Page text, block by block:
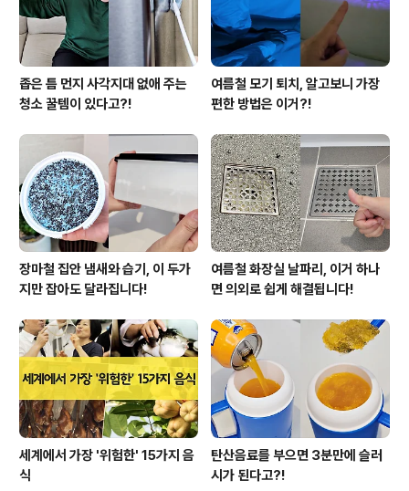
좁은 틈 먼지 사각지대 없애 주는
청소 꿀템이 있다고?!
여름철 모기 퇴치, 알고보니 가장
편한 방법은 이거?!
장마철 집안 냄새와 습기, 이 두가
지만 잡아도 달라집니다!
여름철 화장실 날파리, 이거 하나
면 의외로 쉽게 해결됩니다!
세계에서 가장 '위험한' 15가지 음
식
탄산음료를 부으면 3분만에 슬러
시가 된다고?!